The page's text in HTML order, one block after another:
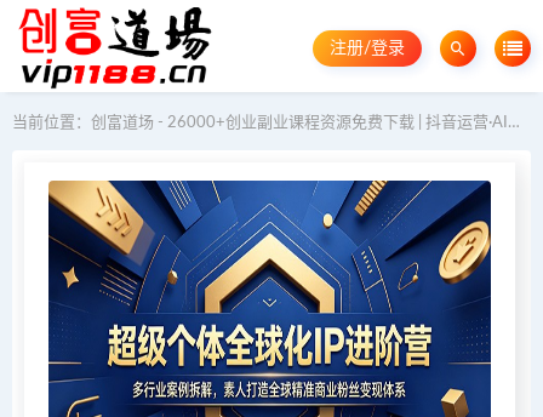
注册/登录
当前位置： 创富道场 - 26000+创业副业课程资源免费下载 | 抖音运营·AI教程·GEO优化